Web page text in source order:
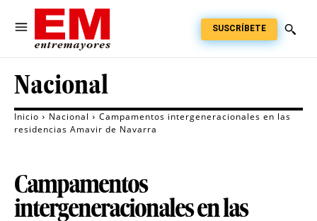
SUSCRÍBETE
Nacional
Inicio Nacional
Campamentos intergeneracionales en las
residencias Amavir de Navarra
Campamentos
intergeneracionales en las